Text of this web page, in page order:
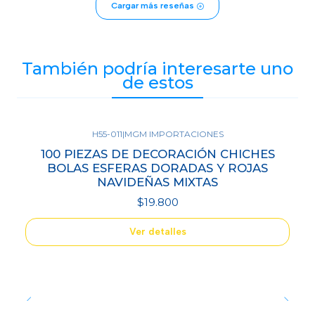
Cargar más reseñas
También podría interesarte uno
de estos
H55-011|MGM IMPORTACIONES
100 PIEZAS DE DECORACIÓN CHICHES
BOLAS ESFERAS DORADAS Y ROJAS
NAVIDEÑAS MIXTAS
$19.800
Ver detalles